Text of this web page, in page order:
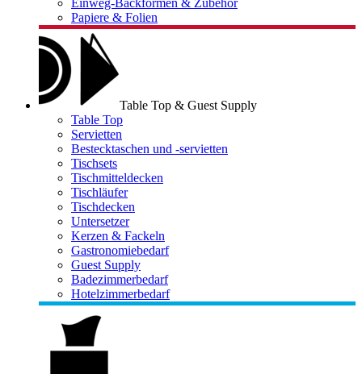
Einweg-Backformen & Zubehör
Papiere & Folien
Table Top & Guest Supply
Table Top
Servietten
Bestecktaschen und -servietten
Tischsets
Tischmitteldecken
Tischläufer
Tischdecken
Untersetzer
Kerzen & Fackeln
Gastronomiebedarf
Guest Supply
Badezimmerbedarf
Hotelzimmerbedarf